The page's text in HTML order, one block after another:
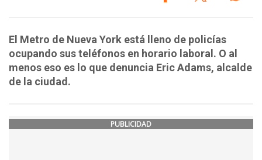
El Metro de Nueva York está lleno de policías
ocupando sus teléfonos en horario laboral. O al
menos eso es lo que denuncia Eric Adams, alcalde
de la ciudad.
PUBLICIDAD